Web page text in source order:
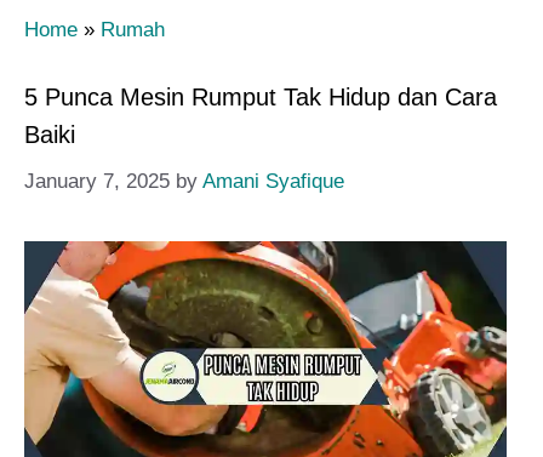
Home » Rumah
5 Punca Mesin Rumput Tak Hidup dan Cara
Baiki
January 7, 2025 by Amani Syafique